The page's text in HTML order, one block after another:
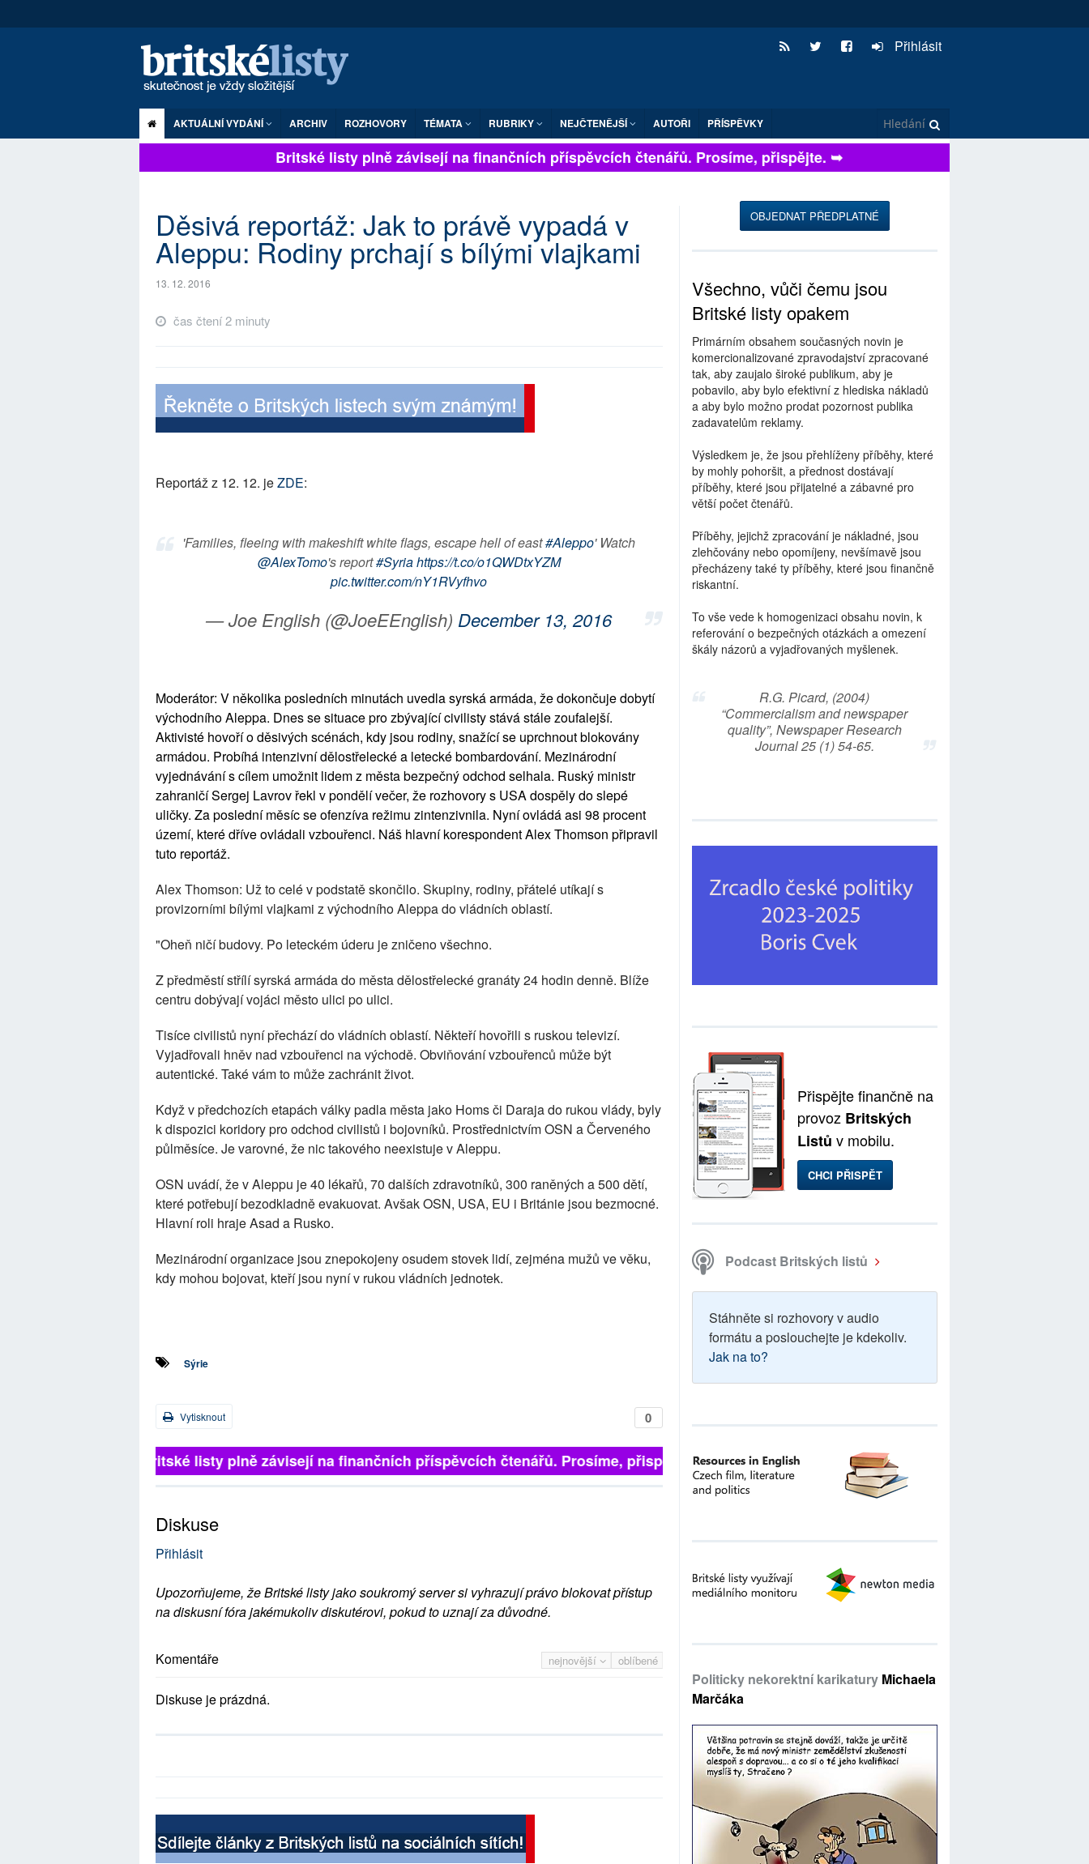
Přihlásit
AKTUÁLNÍ VYDÁNÍ ARCHIV ROZHOVORY TÉMATA RUBRIKY NEJČTENĚJŠÍ AUTOŘI PŘÍSPĚVKY
Britské listy plně závisejí na finančních příspěvcích čtenářů. Prosíme, přispějte. ➥
Děsivá reportáž: Jak to právě vypadá v
Aleppu: Rodiny prchají s bílými vlajkami
13. 12. 2016
čas čtení 2 minuty
Reportáž z 12. 12. jeZDE:
'Families, fleeing with makeshift white flags, escape hell of east#Aleppo' Watch
@AlexTomo's report#Syriahttps://t.co/o1QWDtxYZM
pic.twitter.com/nY1RVyfhvo
— Joe English (@JoeEEnglish) December 13, 2016
Moderátor: V několika posledních minutách uvedla syrská armáda, že dokončuje dobytí
východního Aleppa. Dnes se situace pro zbývající civilisty stává stále zoufalejší.
Aktivisté hovoří o děsivých scénách, kdy jsou rodiny, snažící se uprchnout blokovány
armádou. Probíhá intenzivní dělostřelecké a letecké bombardování. Mezinárodní
vyjednávání s cílem umožnit lidem z města bezpečný odchod selhala. Ruský ministr
zahraničí Sergej Lavrov řekl v pondělí večer, že rozhovory s USA dospěly do slepé
uličky. Za poslední měsíc se ofenzíva režimu zintenzivnila. Nyní ovládá asi 98 procent
území, které dříve ovládali vzbouřenci. Náš hlavní korespondent Alex Thomson připravil
tuto reportáž.
Alex Thomson: Už to celé v podstatě skončilo. Skupiny, rodiny, přátelé utíkají s
provizorními bílými vlajkami z východního Aleppa do vládních oblastí.
"Oheň ničí budovy. Po leteckém úderu je zničeno všechno.
Z předměstí střílí syrská armáda do města dělostřelecké granáty 24 hodin denně. Blíže
centru dobývají vojáci město ulici po ulici.
Tisíce civilistů nyní přechází do vládních oblastí. Někteří hovořili s ruskou televizí.
Vyjadřovali hněv nad vzbouřenci na východě. Obviňování vzbouřenců může být
autentické. Také vám to může zachránit život.
Když v předchozích etapách války padla města jako Homs či Daraja do rukou vlády, byly
k dispozici koridory pro odchod civilistů i bojovníků. Prostřednictvím OSN a Červeného
půlměsíce. Je varovné, že nic takového neexistuje v Aleppu.
OSN uvádí, že v Aleppu je 40 lékařů, 70 dalších zdravotníků, 300 raněných a 500 dětí,
které potřebují bezodkladně evakuovat. Avšak OSN, USA, EU i Británie jsou bezmocné.
Hlavní roli hraje Asad a Rusko.
Mezinárodní organizace jsou znepokojeny osudem stovek lidí, zejména mužů ve věku,
kdy mohou bojovat, kteří jsou nyní v rukou vládních jednotek.
Sýrie
0
Vytisknout
Britské listy plně závisejí na finančních příspěvcích čtenářů. Prosíme, přispějte. ➥
Diskuse
Přihlásit
Upozorňujeme, že Britské listy jako soukromý server si vyhrazují právo blokovat přístup
na diskusní fóra jakémukoliv diskutérovi, pokud to uznají za důvodné.
nejnovější oblíbené
Komentáře
Diskuse je prázdná.
OBJEDNAT PŘEDPLATNÉ
Všechno, vůči čemu jsou
Britské listy opakem
Primárním obsahem současných novin je
komercionalizované zpravodajství zpracované
tak, aby zaujalo široké publikum, aby je
pobavilo, aby bylo efektivní z hlediska nákladů
a aby bylo možno prodat pozornost publika
zadavatelům reklamy.
Výsledkem je, že jsou přehlíženy příběhy, které
by mohly pohoršit, a přednost dostávají
příběhy, které jsou přijatelné a zábavné pro
větší počet čtenářů.
Příběhy, jejichž zpracování je nákladné, jsou
zlehčovány nebo opomíjeny, nevšímavě jsou
přecházeny také ty příběhy, které jsou finančně
riskantní.
To vše vede k homogenizaci obsahu novin, k
referování o bezpečných otázkách a omezení
škály názorů a vyjadřovaných myšlenek.
R.G. Picard, (2004)
“Commercialism and newspaper
quality”, Newspaper Research
Journal 25 (1) 54-65.
Přispějte finančně na
provoz Britských
Listů v mobilu.
CHCI PŘISPĚT
Podcast Britských listů
Stáhněte si rozhovory v audio
formátu a poslouchejte je kdekoliv.
Jak na to?
Politicky nekorektní karikatury Michaela
Marčáka